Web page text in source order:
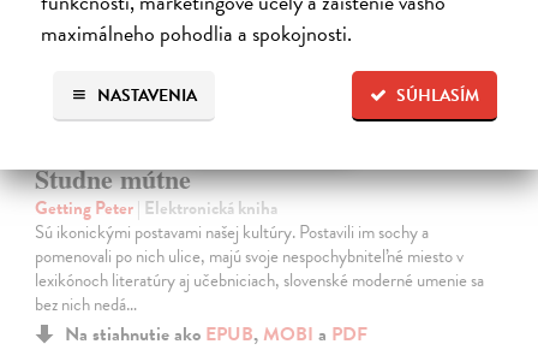
maximálneho pohodlia a spokojnosti.
SÚHLASÍM
NASTAVENIA
Studne mútne
Getting Peter | Elektronická kniha
Sú ikonickými postavami našej kultúry. Postavili im sochy a
pomenovali po nich ulice, majú svoje nespochybniteľné miesto v
lexikónoch literatúry aj učebniciach, slovenské moderné umenie sa
bez nich nedá…
Na stiahnutie ako EPUB, MOBI a PDF